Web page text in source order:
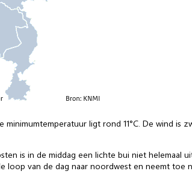
ligt rond 11°C. De wind is
is in de middag een lichte bui niet helemaal
loop van de dag naar noordwest en neemt toe